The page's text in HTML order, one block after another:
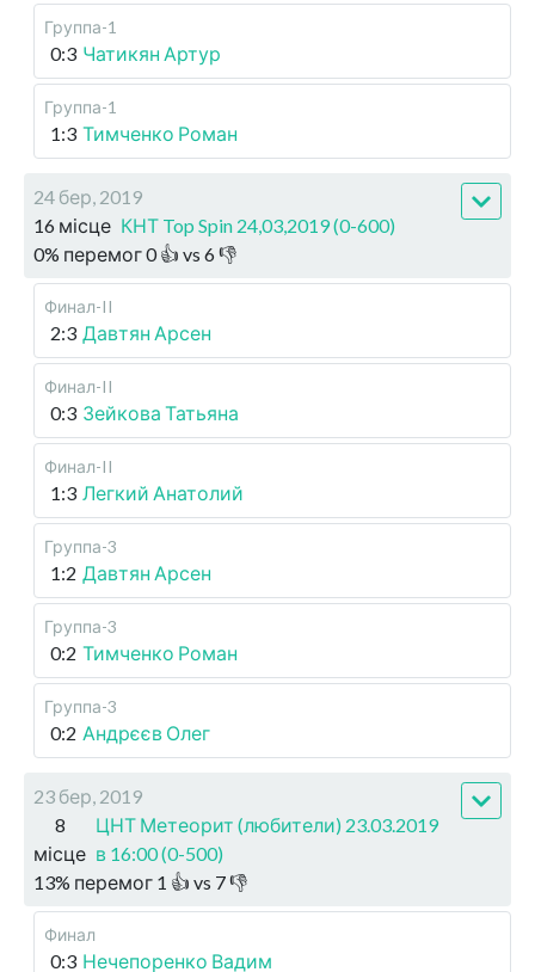
Группа-1
0:3 Чатикян Артур
Группа-1
1:3 Тимченко Роман
24 бер, 2019
16 місце КНТ Top Spin 24,03,2019 (0-600)
0% перемог0👍 vs 6👎
Финал-II
2:3 Давтян Арсен
Финал-II
0:3 Зейкова Татьяна
Финал-II
1:3 Легкий Анатолий
Группа-3
1:2 Давтян Арсен
Группа-3
0:2 Тимченко Роман
Группа-3
0:2 Андрєєв Олег
23 бер, 2019
8
місце
ЦНТ Метеорит (любители) 23.03.2019
в 16:00 (0-500)
13% перемог 1 👍 vs 7👎
Финал
0:3 Нечепоренко Вадим